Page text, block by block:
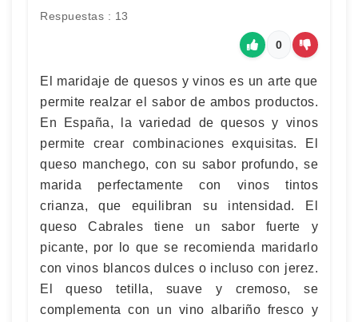
Respuestas : 13
0
El maridaje de quesos y vinos es un arte que
permite realzar el sabor de ambos productos.
En España, la variedad de quesos y vinos
permite crear combinaciones exquisitas. El
queso manchego, con su sabor profundo, se
marida perfectamente con vinos tintos
crianza, que equilibran su intensidad. El
queso Cabrales tiene un sabor fuerte y
picante, por lo que se recomienda maridarlo
con vinos blancos dulces o incluso con jerez.
El queso tetilla, suave y cremoso, se
complementa con un vino albariño fresco y